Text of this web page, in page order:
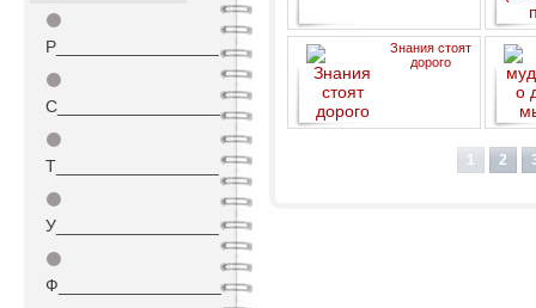
⚫
Р_________________
⚫
С_________________
⚫
Т_________________
⚫
У_________________
⚫
Ф_________________
Знания стоят
дорого
1 2